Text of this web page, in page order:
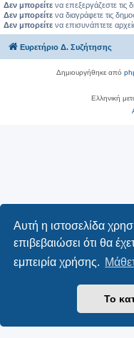
Αυτή η ιστοσελίδα
επιβεβαιώσει ότι θα
εμπειρία χρήσης.
Το
Δεν μπορείτε να επεξεργάζεστε τις
Δεν μπορείτε να διαγράφετε τις
Δεν μπορείτε να επισυνάπτετε
Ευρετήριο Δ. Συζήτησης
Δημιουργήθηκε από
Ελληνική